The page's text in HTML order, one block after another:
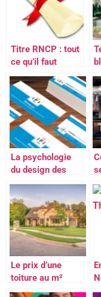
Bretagne?
Titre RNCP : tout
ce qu’il faut
savoir
La psychologie
du design des
cartes de visite
personnalisees
Le prix d’une
toiture au m²
selon le materiau